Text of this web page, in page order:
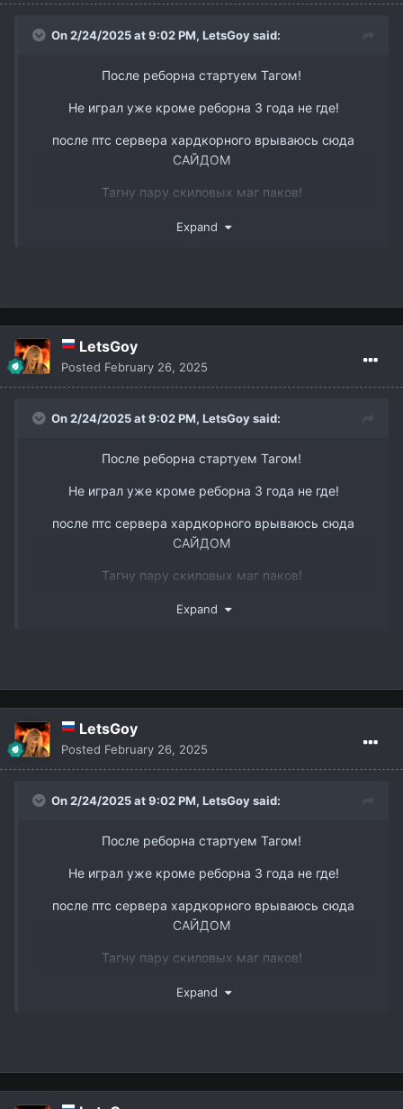
www.youtube.com/watch?v=DJJmtVgSQ6s&t
On 2/24/2025 at 9:02 PM, LetsGoysaid:
После реборна стартуем Тагом!
Не играл уже кроме реборна 3 года не где!
после птс сервера хардкорного врываюсь сюда
САЙДОМ
Тагну пару скиловых маг паков!
Так же есть пару слотов в пак 3 рес бп и овер
www.youtube.com/watch?v=DJJmtVgSQ6s&t
Expand
LetsGoy
Posted February 26, 2025
On 2/24/2025 at 9:02 PM, LetsGoysaid:
После реборна стартуем Тагом!
Не играл уже кроме реборна 3 года не где!
после птс сервера хардкорного врываюсь сюда
САЙДОМ
Тагну пару скиловых маг паков!
Так же есть пару слотов в пак 3 рес бп и овер
www.youtube.com/watch?v=DJJmtVgSQ6s&t
Expand
LetsGoy
Posted February 26, 2025
On 2/24/2025 at 9:02 PM, LetsGoysaid:
После реборна стартуем Тагом!
Не играл уже кроме реборна 3 года не где!
после птс сервера хардкорного врываюсь сюда
САЙДОМ
Тагну пару скиловых маг паков!
Так же есть пару слотов в пак 3 рес бп и овер
Expand